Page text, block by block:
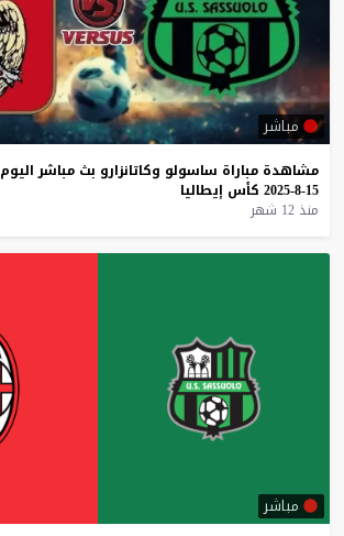
مباشر
مشاهدة مباراة ساسولو وكاتانزارو بث مباشر اليوم
15-8-2025
كأس إيطاليا
منذ 12 شهر
مباشر